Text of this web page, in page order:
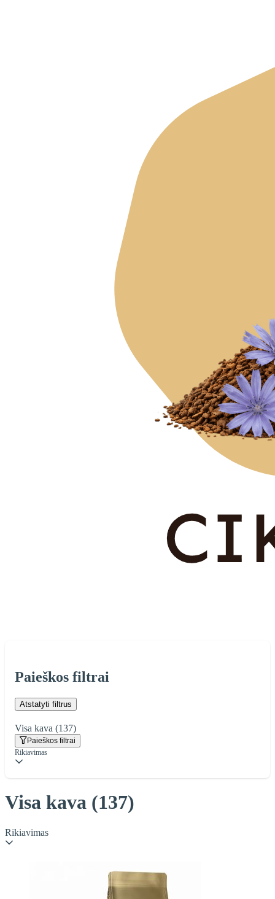
Paieškos filtrai
Atstatyti filtrus
Visa kava (137)
Paieškos filtrai
Rikiavimas
Visa kava (137)
Rikiavimas